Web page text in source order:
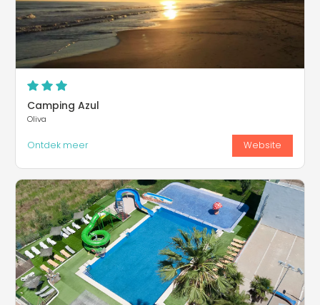
Camping Azul
Oliva
Ontdek meer Website